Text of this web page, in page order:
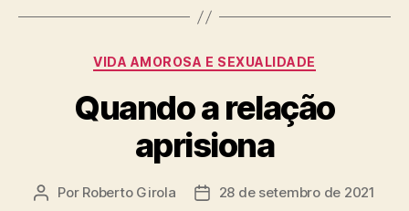
Categorias
VIDA AMOROSA E SEXUALIDADE
Quando a relação
aprisiona
Autor
Por Roberto Girola
Data28 de setembro de 2021